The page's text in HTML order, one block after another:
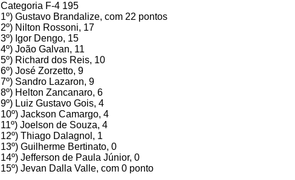
Categoria F-4 195
1º) Gustavo Brandalize, com 22 pontos
2º) Nilton Rossoni, 17
3º) Igor Dengo, 15
4º) João Galvan, 11
5º) Richard dos Reis, 10
6º) José Zorzetto, 9
7º) Sandro Lazaron, 9
8º) Helton Zancanaro, 6
9º) Luiz Gustavo Gois, 4
10º) Jackson Camargo, 4
11º) Joelson de Souza, 4
12º) Thiago Dalagnol, 1
13º) Guilherme Bertinato, 0
14º) Jefferson de Paula Júnior, 0
15º) Jevan Dalla Valle, com 0 ponto